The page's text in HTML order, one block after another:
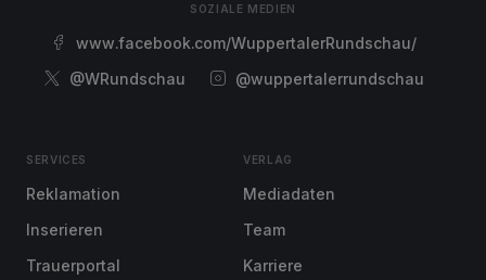
SOZIALE MEDIEN
www.facebook.com/WuppertalerRundschau/
@WRundschau
@wuppertalerrundschau
SERVICES
Reklamation
Inserieren
Trauerportal
VERLAG
Mediadaten
Team
Karriere